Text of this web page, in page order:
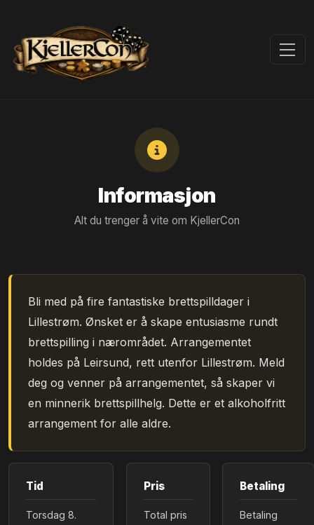
Informasjon
Alt du trenger å vite om KjellerCon
Bli med på fire fantastiske brettspilldager i
Lillestrøm. Ønsket er å skape entusiasme rundt
brettspilling i nærområdet. Arrangementet
holdes på Leirsund, rett utenfor Lillestrøm. Meld
deg og venner på arrangementet, så skaper vi
en minnerik brettspillhelg. Dette er et alkoholfritt
arrangement for alle aldre.
Tid
Torsdag 8.
Pris
Total pris
Betaling
Betaling